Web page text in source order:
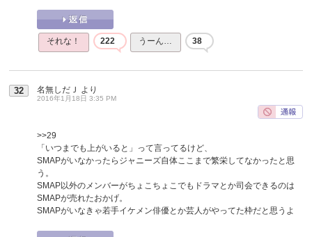
それな！ 222 うーん… 38
32 名無しだＪ より
2016年1月18日 3:35 PM
>>29
「いつまでも上がいると」って言ってるけど、
SMAPがいなかったらジャニーズ自体ここまで繁栄してなかったと思
う。
SMAP以外のメンバーがちょこちょこでもドラマとか司会できるのは
SMAPが売れたおかげ。
SMAPがいなきゃ若手イケメン俳優とか芸人がやってた枠だと思うよ